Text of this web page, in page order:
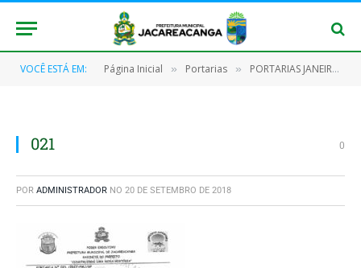
VOCÊ ESTÁ EM: Página Inicial » Portarias » PORTARIAS JANEIRO/2017
021 0
POR ADMINISTRADOR NO 20 DE SETEMBRO DE 2018